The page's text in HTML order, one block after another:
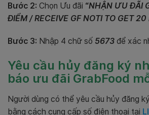
Bước 2: Chọn Ưu đãi “NHẬN ƯU ĐÃI
ĐIỂM / RECEIVE GF NOTI TO GET 20
Bước 3: Nhập 4 chữ số 5673 để xác
Yêu cầu hủy đăng ký
báo ưu đãi GrabFood
Người dùng có thể yêu cầu hủy đăng
bằng cách cung cấp số điện thoại tại